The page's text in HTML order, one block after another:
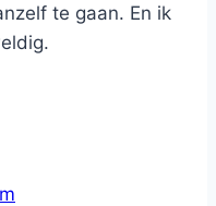
te gaan. En ik